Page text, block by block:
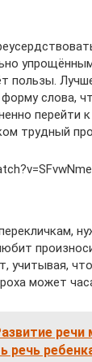
пользы.
слова,
перейти к
трудный
учитывая,
может
речь